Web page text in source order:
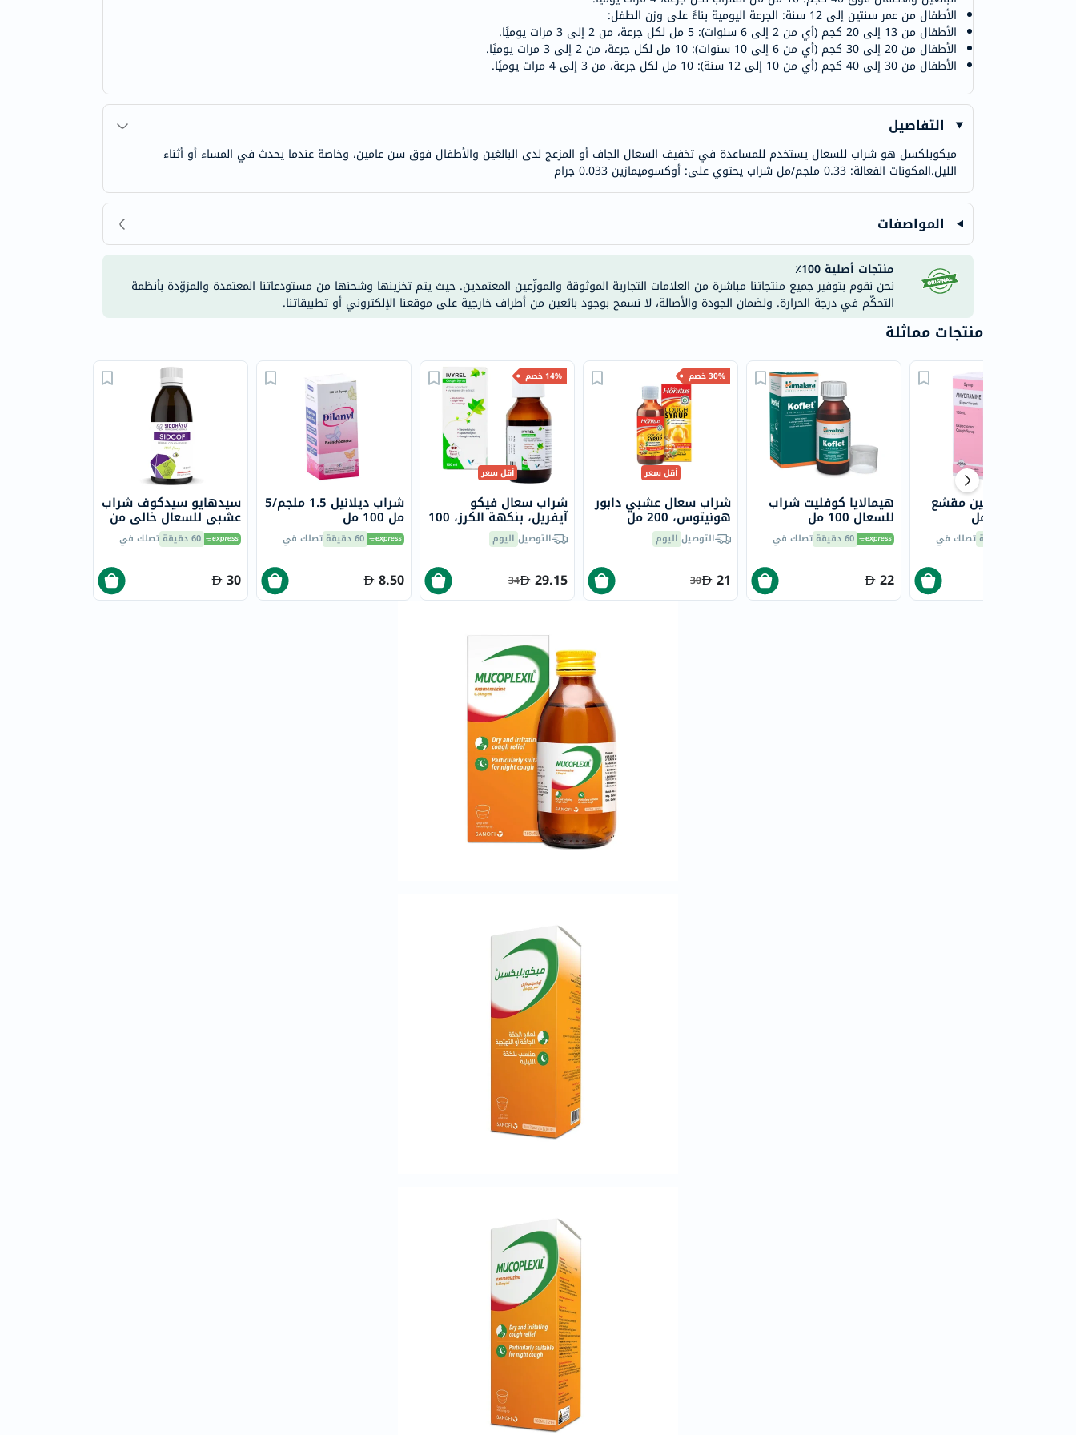
NMN
dessert-
Biochem
skinceuticals
true-
أساسيات
العناية
خسارة
الوزن
فحص
صحي
روتيني
باقة
القلب
الصحي
Original
اختبار
التحسس
الحالة
الصحية
البشرة
والشعر
العظام
والمفاصل
المخ
والذاكرة
صحة
القلب
الكلى
والمسالك
البولية
دعم
الكبد
صحة
الفيتامينات
مالتي
فيتامين
ب
فيتامين
ج
فيتامين
فيتامين
هـ
المغنيسيوم
الحديد
الأطفال من عمر سنتين إلى 12 سنة: الجرعة اليومية بناءً على وزن الطفل:
الأطفال من 13 إلى 20 كجم (أي من 2 إلى 6 سنوات): 5 مل لكل جرعة، من 2 إلى 3 مرات يوميًا.
الأطفال من 20 إلى 30 كجم (أي من 6 إلى 10 سنوات): 10 مل لكل جرعة، من 2 إلى 3 مرات يوميًا.
الأطفال من 30 إلى 40 كجم (أي من 10 إلى 12 سنة): 10 مل لكل جرعة، من 3 إلى 4 مرات يوميًا.
التفاصيل
ميكوبلكسل هو شراب للسعال يستخدم للمساعدة في تخفيف السعال الجاف أو المزعج لدى البالغين والأطفال فوق سن عامين، وخاصة عندما يحدث في المساء أو أثناء
الليل.المكونات الفعالة: 0.33 ملجم/مل شراب يحتوي على: أوكسوميمازين 0.033 جرام
المواصفات
منتجات أصلية 100٪
نحن نقوم بتوفير جميع منتجاتنا مباشرة من العلامات التجارية الموثوقة والموزّعين المعتمدين. حيث يتم تخزينها وشحنها من مستودعاتنا المعتمدة والمزوّدة بأنظمة
التحكّم في درجة الحرارة. ولضمان الجودة والأصالة، لا نسمح بوجود بائعين من أطراف خارجية على موقعنا الإلكتروني أو تطبيقاتنا.
منتجات مماثلة
سيدهايو سيدكوف شراب
عشبي للسعال خالي من
الكحول مع العسل، 100
مل 60 دقيقة تصلك في
30
شراب ديلانيل 1.5 ملجم/5
مل 100 مل
60 دقيقة تصلك في
8.50
14% خصم
أقل سعر
شراب سعال فيكو
آيفريل، بنكهة الكرز، 100
ملالتوصيل اليوم
29.15
34
30% خصم
أقل سعر
شراب سعال عشبي دابور
هونيتوس، 200 مل
التوصيل اليوم
21
30
هيمالايا كوفليت شراب
للسعال 100 مل
60 دقيقة تصلك في
22
شراب أميدرامين مقشع
تصلك في